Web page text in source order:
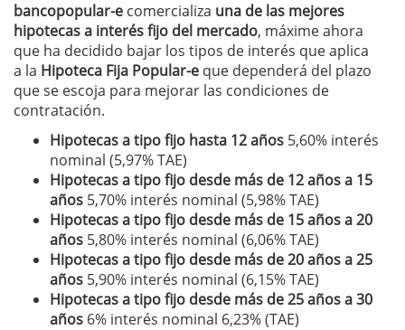
bancopopular-e comercializa una de las mejores
hipotecas a interés fijo del mercado, máxime ahora
que ha decidido bajar los tipos de interés que aplica
a la Hipoteca Fija Popular-e que dependerá del plazo
que se escoja para mejorar las condiciones de
contratación.
Hipotecas a tipo fijo hasta 12 años 5,60% interés
nominal (5,97%TAE)
Hipotecas a tipo fijo desde más de 12 años a 15
años 5,70% interés nominal (5,98% TAE)
Hipotecas a tipo fijo desde más de 15 años a 20
años 5,80% interés nominal (6,06% TAE)
Hipotecas a tipo fijo desde más de 20 años a 25
años 5,90% interés nominal (6,15% TAE)
Hipotecas a tipo fijo desde más de 25 años a 30
años 6% interés nominal 6,23%(TAE)